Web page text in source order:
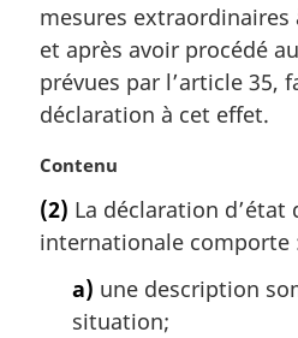
g
i
n
a
e
mesures
et après avoir procédé
prévues par l’article 35,
déclaration à cet effet.
N
t
e
Contenu
(2) La déclaration d’état
internationale comporte
a) une description
situation;